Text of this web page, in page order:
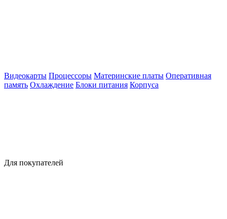
Видеокарты Процессоры Материнские платы Оперативная
память Охлаждение Блоки питания Корпуса
Для покупателей